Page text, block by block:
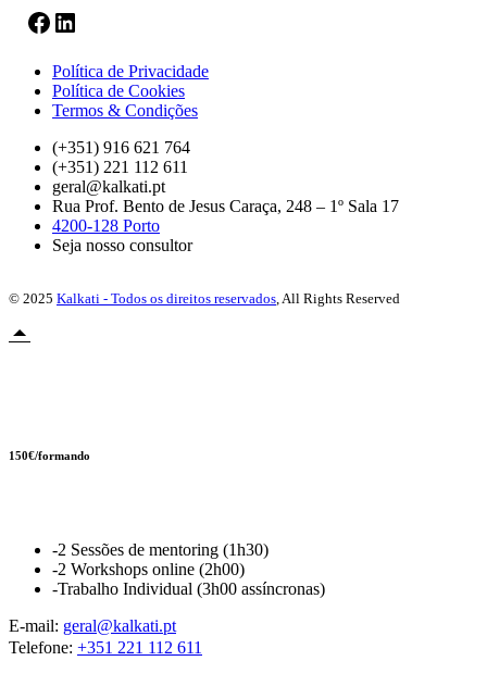
Facebook
LinkedIn
Política de Privacidade
Política de Cookies
Termos & Condições
(+351) 916 621 764
(+351) 221 112 611
geral@kalkati.pt
Rua Prof. Bento de Jesus Caraça, 248 – 1º Sala 17
4200-128 Porto
Seja nosso consultor
© 2025 Kalkati - Todos os direitos reservados, All Rights Reserved
150€/formando
-2 Sessões de mentoring (1h30)
-2 Workshops online (2h00)
-Trabalho Individual (3h00 assíncronas)
E-mail: geral@kalkati.pt
Telefone: +351 221 112 611